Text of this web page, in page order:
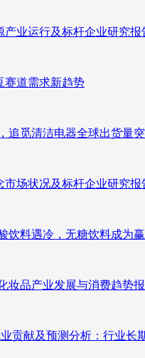
产业运行及标杆企业研究报
赛道需求新趋势
追觅清洁电器全球出货量
市场状况及标杆企业研究报
饮料遇冷，无糖饮料成为
妆品产业发展与消费趋势
贡献及预测分析：行业